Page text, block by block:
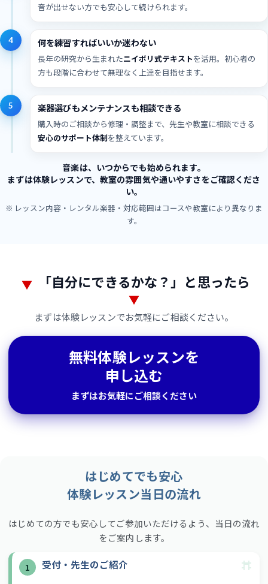
音が出せない方でも安心して続けられます。
4 何を練習すればいいか迷わない
長年の研究から生まれたニイボリ式テキストを活用。初心者の
方も段階に合わせて無理なく上達を目指せます。
5 楽器選びもメンテナンスも相談できる
購入時のご相談から修理・調整まで、先生や教室に相談できる
安心のサポート体制を整えています。
音楽は、いつからでも始められます。
まずは体験レッスンで、教室の雰囲気や通いやすさをご確認くださ
い。
※ レッスン内容・レンタル楽器・対応範囲はコースや教室により異なりま
す。
験
ス
ン
込
▼ 「自分にできるかな？」と思ったら
▼
まずは体験レッスンでお気軽にご相談ください。
無料体験レッスンを
申し込む
まずはお気軽にご相談ください
はじめてでも安心
体験レッスン当日の流れ
やさしい音色にふれる
はじめての方でも安心してご参加いただけるよう、当日の流れ
をご案内します。
1 受付・先生のご紹介